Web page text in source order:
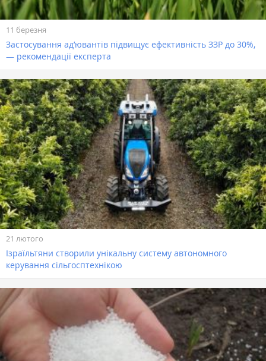
11 березня
Застосування ад’ювантів підвищує ефективність ЗЗР до 30%,
— рекомендації експерта
21 лютого
Ізраїльтяни створили унікальну систему автономного
керування сільгосптехнікою